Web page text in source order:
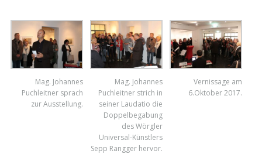
Mag. Johannes
Puchleitner sprach
zur Ausstellung.
Mag. Johannes
Puchleitner strich in
seiner Laudatio die
Doppelbegabung
des Wörgler
Universal-Künstlers
Sepp Rangger hervor.
Vernissage am
6.Oktober 2017.